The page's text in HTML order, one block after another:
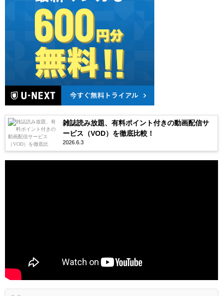
雑誌読み放題、有料ポイント付きの動画配信サ
ービス（VOD）を徹底比較！
2026.6.3